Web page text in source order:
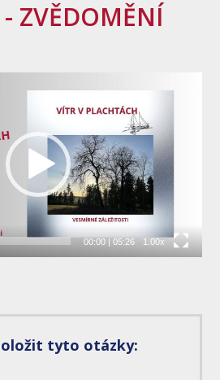
ZVĚDOMĚNÍ
00:00| 05:26 1.00x
tyto otázky: